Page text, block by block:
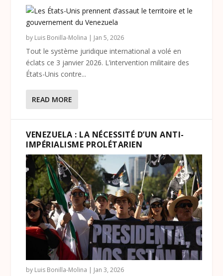
by Luis Bonilla-Molina | Jan 5, 2026
Tout le système juridique international a volé en
éclats ce 3 janvier 2026. L’intervention militaire des
États-Unis contre...
READ MORE
VENEZUELA : LA NÉCESSITÉ D’UN ANTI-
IMPÉRIALISME PROLÉTARIEN
by Luis Bonilla-Molina | Jan 3, 2026